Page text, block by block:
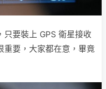
只要裝上 GPS 衛星接收
重要，大家都在意，畢竟